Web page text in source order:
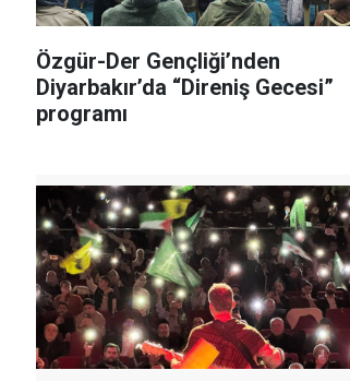
Özgür-Der Gençliği’nden
Diyarbakır’da “Direniş Gecesi”
programı